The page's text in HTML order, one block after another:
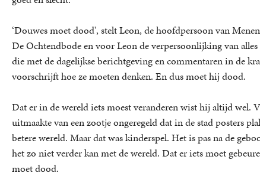
‘Douwes moet dood', stelt Leon, de hoofdpersoon van
De Ochtendbode en voor Leon de verpersoonlijking van
die met de dagelijkse berichtgeving en commentaren in de
voorschrijft hoe ze moeten denken. En dus moet hij dood.
Dat er in de wereld iets moest veranderen wist hij altijd wel.
uitmaakte van een zootje ongeregeld dat in de stad posters
betere wereld. Maar dat was kinderspel. Het is pas na de
het zo niet verder kan met de wereld. Dat er iets moet
moet dood.